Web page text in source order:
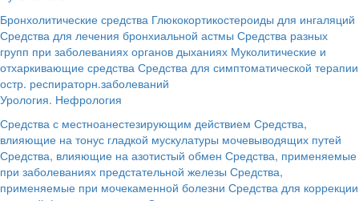
Бронхолитические средства Глюкокортикостероиды для ингаляций
Средства для лечения бронхиальной астмы Средства разных
групп при заболеваниях органов дыханиях Муколитические и
отхаркивающие средства Средства для симптоматической терапии
остр. респираторн.заболеваний
Урология. Нефрология
Средства с местноанестезирующим действием Средства,
влияющие на тонус гладкой мускулатуры мочевыводящих путей
Средства, влияющие на азотистый обмен Средства, применяемые
при заболеваниях предстательной железы Средства,
применяемые при мочекаменной болезни Средства для коррекции